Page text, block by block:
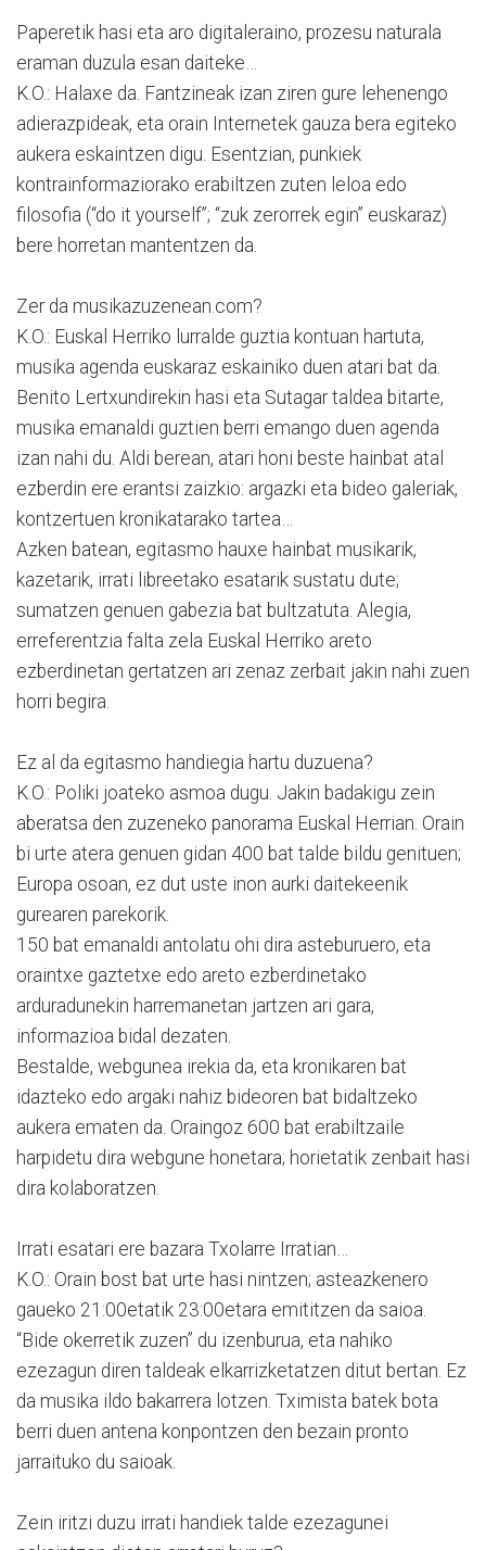
Paperetik hasi eta aro digitaleraino, prozesu naturala
eraman duzula esan daiteke…
K.O.: Halaxe da. Fantzineak izan ziren gure lehenengo
adierazpideak, eta orain Internetek gauza bera egiteko
aukera eskaintzen digu. Esentzian, punkiek
kontrainformaziorako erabiltzen zuten leloa edo
filosofia (“do it yourself”; “zuk zerorrek egin” euskaraz)
bere horretan mantentzen da.
Zer da musikazuzenean.com?
K.O.: Euskal Herriko lurralde guztia kontuan hartuta,
musika agenda euskaraz eskainiko duen atari bat da.
Benito Lertxundirekin hasi eta Sutagar taldea bitarte,
musika emanaldi guztien berri emango duen agenda
izan nahi du. Aldi berean, atari honi beste hainbat atal
ezberdin ere erantsi zaizkio: argazki eta bideo galeriak,
kontzertuen kronikatarako tartea…
Azken batean, egitasmo hauxe hainbat musikarik,
kazetarik, irrati libreetako esatarik sustatu dute;
sumatzen genuen gabezia bat bultzatuta. Alegia,
erreferentzia falta zela Euskal Herriko areto
ezberdinetan gertatzen ari zenaz zerbait jakin nahi zuen
horri begira.
Ez al da egitasmo handiegia hartu duzuena?
K.O.: Poliki joateko asmoa dugu. Jakin badakigu zein
aberatsa den zuzeneko panorama Euskal Herrian. Orain
bi urte atera genuen gidan 400 bat talde bildu genituen;
Europa osoan, ez dut uste inon aurki daitekeenik
gurearen parekorik.
150 bat emanaldi antolatu ohi dira asteburuero, eta
oraintxe gaztetxe edo areto ezberdinetako
arduradunekin harremanetan jartzen ari gara,
informazioa bidal dezaten.
Bestalde, webgunea irekia da, eta kronikaren bat
idazteko edo argaki nahiz bideoren bat bidaltzeko
aukera ematen da. Oraingoz 600 bat erabiltzaile
harpidetu dira webgune honetara; horietatik zenbait hasi
dira kolaboratzen.
Irrati esatari ere bazara Txolarre Irratian…
K.O.: Orain bost bat urte hasi nintzen; asteazkenero
gaueko 21:00etatik 23:00etara emititzen da saioa.
“Bide okerretik zuzen” du izenburua, eta nahiko
ezezagun diren taldeak elkarrizketatzen ditut bertan. Ez
da musika ildo bakarrera lotzen. Tximista batek bota
berri duen antena konpontzen den bezain pronto
jarraituko du saioak.
Zein iritzi duzu irrati handiek talde ezezagunei